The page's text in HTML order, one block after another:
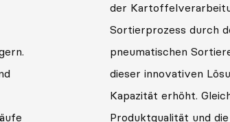
die
Akteur in der
Marcelissen
Produktionslinie für
aufzubauen. Mit dem
Maschinenbau und